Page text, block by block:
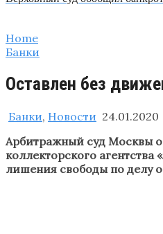
Home
Банки
Оставлен без
Банки, Новости 24.01.2020
Арбитражный суд Москвы
коллекторского
лишения свободы по делу